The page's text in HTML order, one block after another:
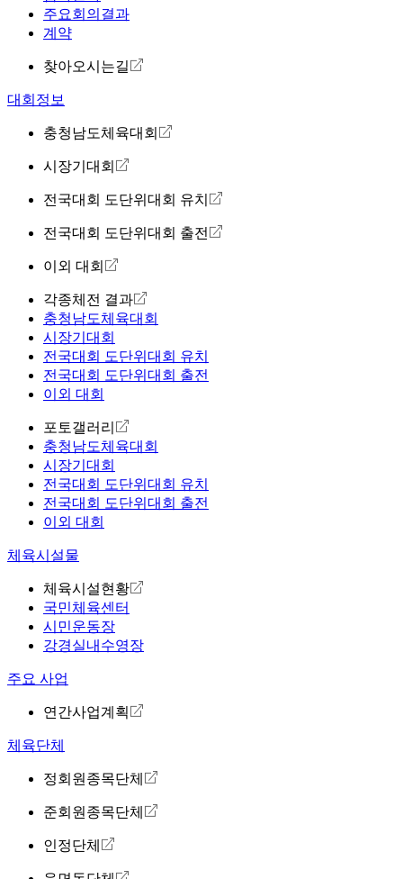
주요회의결과
계약
찾아오시는길
대회정보
충청남도체육대회
시장기대회
전국대회 도단위대회 유치
전국대회 도단위대회 출전
이외 대회
각종체전 결과
충청남도체육대회
시장기대회
전국대회 도단위대회 유치
전국대회 도단위대회 출전
이외 대회
포토갤러리
충청남도체육대회
시장기대회
전국대회 도단위대회 유치
전국대회 도단위대회 출전
이외 대회
체육시설물
체육시설현황
국민체육센터
시민운동장
강경실내수영장
주요 사업
연간사업계획
체육단체
정회원종목단체
준회원종목단체
인정단체